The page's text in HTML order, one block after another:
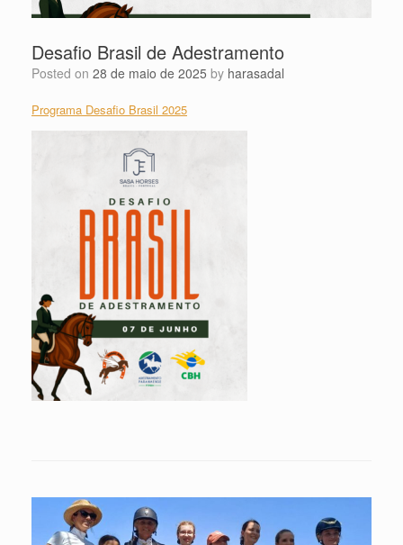
Desafio Brasil de Adestramento
Posted on 28 de maio de 2025 by harasadal
Programa Desafio Brasil 2025